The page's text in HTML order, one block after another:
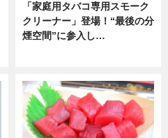
「家庭用タバコ専用スモーク
クリーナー」登場！“最後の分
煙空間”に参入し…